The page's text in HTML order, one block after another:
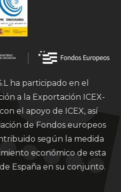
ha participado en el
a la Exportación ICEX-
el apoyo de ICEX, así
de Fondos europeos
según la medida
económico de esta
España en su conjunto.